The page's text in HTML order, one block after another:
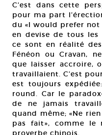
C’est dans cette
pour ma part
du «I would prefer
en devise de tous les
ce sont en réalité
Fénéon ou Cravan,
que laisser accroire,
travaillaient. C’est
est toujours
round. Car le
de ne jamais
quand même; «Ne
pas fait», comme le
proverbe chinois.